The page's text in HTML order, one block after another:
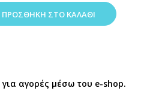
ΠΡΟΣΘΉΚΗ ΣΤΟ ΚΑΛΆΘΙ
αγορές μέσω του e-shop.